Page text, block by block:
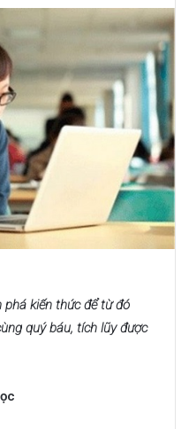
kiến thức để từ đó
quý báu, tích lũy được